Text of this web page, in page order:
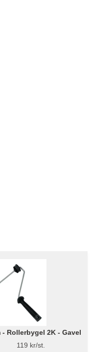
- Rollerbygel 2K - Gavel
119 kr/st.